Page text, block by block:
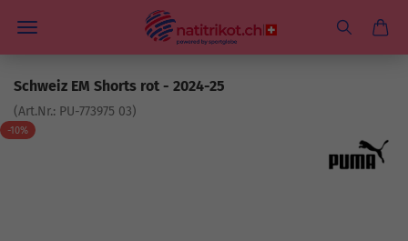
Schweiz EM Shorts rot - 2024-25
(Art.Nr.: PU-773975 03)
-10%